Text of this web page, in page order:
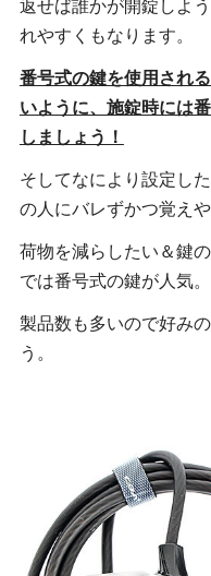
返せば誰かが開錠しよ
れやすくもなります。
番号式の鍵を使用され
いように、施錠時には
しましょう！
そしてなにより設定し
の人にバレずかつ覚え
荷物を減らしたい＆鍵
では番号式の鍵が人気。
製品数も多いので好み
う。